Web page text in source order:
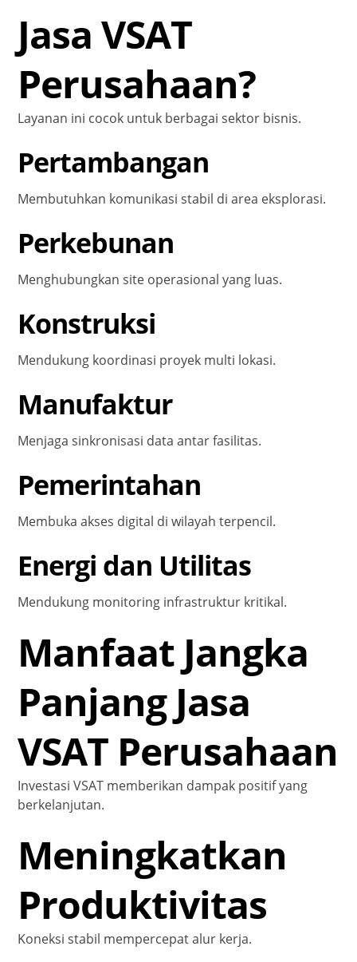
Jasa VSAT
Perusahaan?
Layanan ini cocok untuk berbagai sektor bisnis.
Pertambangan
Membutuhkan komunikasi stabil di area eksplorasi.
Perkebunan
Menghubungkan site operasional yang luas.
Konstruksi
Mendukung koordinasi proyek multi lokasi.
Manufaktur
Menjaga sinkronisasi data antar fasilitas.
Pemerintahan
Membuka akses digital di wilayah terpencil.
Energi dan Utilitas
Mendukung monitoring infrastruktur kritikal.
Manfaat Jangka
Panjang Jasa
VSAT Perusahaan
Investasi VSAT memberikan dampak positif yang
berkelanjutan.
Meningkatkan
Produktivitas
Koneksi stabil mempercepat alur kerja.